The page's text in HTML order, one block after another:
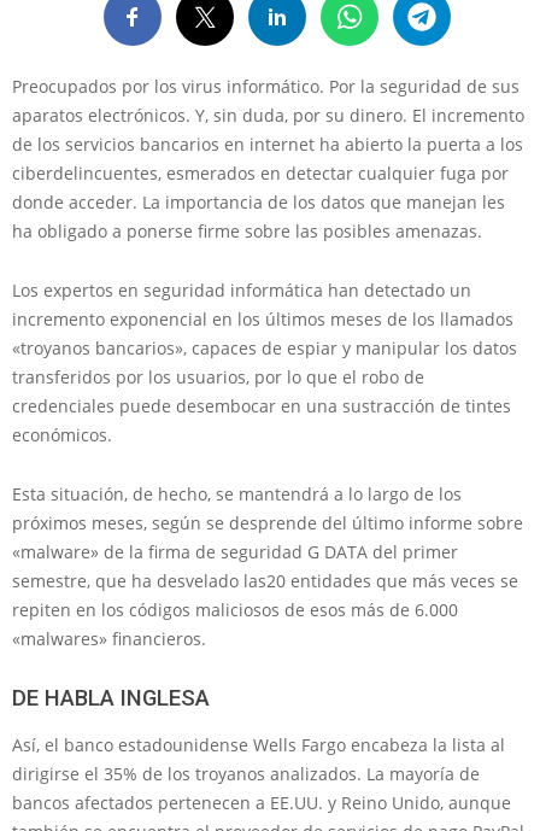
Preocupados por los virus informático. Por la seguridad de sus
aparatos electrónicos. Y, sin duda, por su dinero. El incremento
de los servicios bancarios en internet ha abierto la puerta a los
ciberdelincuentes, esmerados en detectar cualquier fuga por
donde acceder. La importancia de los datos que manejan les
ha obligado a ponerse firme sobre las posibles amenazas.
Los expertos en seguridad informática han detectado un
incremento exponencial en los últimos meses de los llamados
«troyanos bancarios», capaces de espiar y manipular los datos
transferidos por los usuarios, por lo que el robo de
credenciales puede desembocar en una sustracción de tintes
económicos.
Esta situación, de hecho, se mantendrá a lo largo de los
próximos meses, según se desprende del último informe sobre
«malware» de la firma de seguridad G DATA del primer
semestre, que ha desvelado las20 entidades que más veces se
repiten en los códigos maliciosos de esos más de 6.000
«malwares» financieros.
DE HABLA INGLESA
Así, el banco estadounidense Wells Fargo encabeza la lista al
dirigirse el 35% de los troyanos analizados. La mayoría de
bancos afectados pertenecen a EE.UU. y Reino Unido, aunque